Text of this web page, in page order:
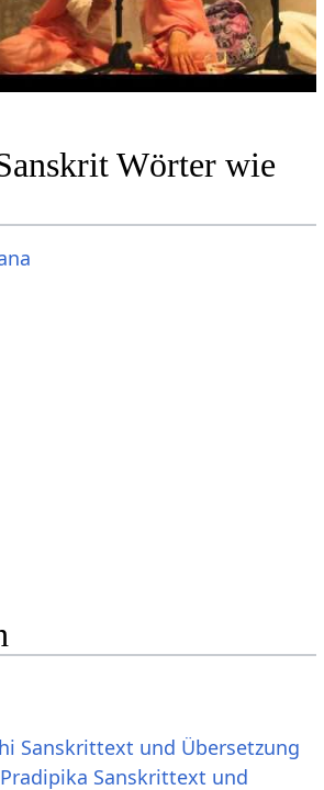
Wörter wie
Sanskrittext und Übersetzung
Sanskrittext und